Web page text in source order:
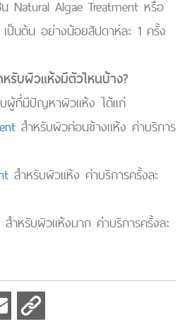
Natural Algae Treatment หรือ
ป็นต้น อย่างน้อยสัปดาห์ละ 1 ครั้ง
รับผิวแห้งมีตัวไหนบ้าง?
บผู้ที่มีปัญหาผิวแห้ง ได้แก่
สำหรับผิวค่อนข้างแห้ง ค่าบริการ
สำหรับผิวแห้ง ค่าบริการครั้งละ
สำหรับผิวแห้งมาก ค่าบริการครั้งละ